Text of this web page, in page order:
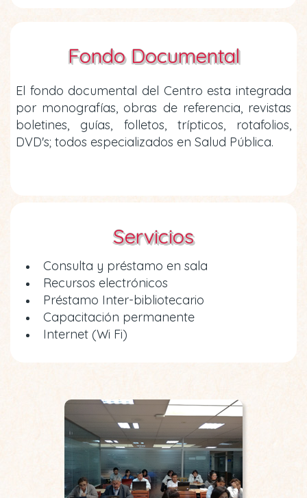
Fondo Documental
El fondo documental del Centro esta integrada
por monografías, obras de referencia, revistas
boletines, guías, folletos, trípticos, rotafolios,
DVD's; todos especializados en Salud Pública.
Servicios
Consulta y préstamo en sala
Recursos electrónicos
Préstamo Inter-bibliotecario
Capacitación permanente
Internet (Wi Fi)